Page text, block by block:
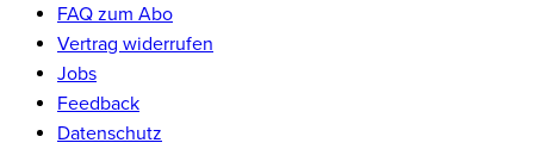
FAQ zum Abo
Vertrag widerrufen
Jobs
Feedback
Datenschutz